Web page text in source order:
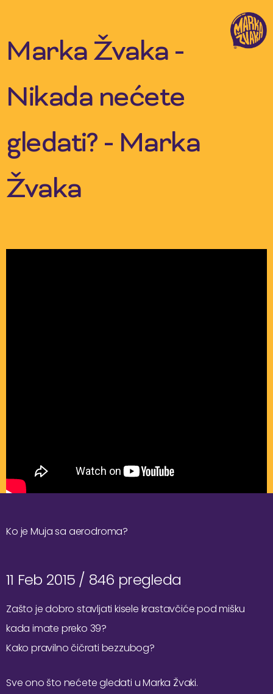
Marka Žvaka -
Nikada nećete
gledati? - Marka
Žvaka
Ko je Muja sa aerodroma?
11 Feb 2015 / 846 pregleda
Zašto je dobro stavljati kisele krastavčiće pod mišku
kada imate preko 39?
Kako pravilno čičrati bezzubog?
Sve ono što nećete gledati u Marka Žvaki.